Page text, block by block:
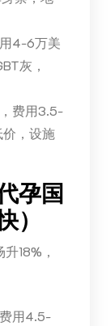
4-6万美
灰，
费用3.5-
，设施
孕国
）
18%，
用4.5-